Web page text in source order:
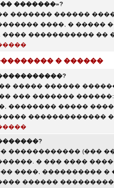
�������»?
������� ������
����, � �����
����������� ��
� ������
����� ������
��� �������
�������� �����
�������������
������������ (���
� ��� ����
����, ���������� �
������